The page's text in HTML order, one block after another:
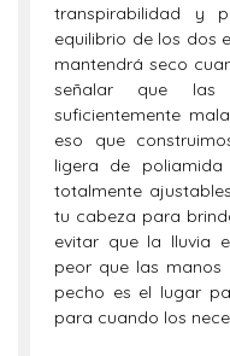
transpirabilidad y
equilibrio de los dos
mantendrá seco
señalar que las
suficientemente
eso que
ligera de
totalmente
tu cabeza para
evitar que la lluvia
peor que las manos
pecho es el lugar
para cuando los